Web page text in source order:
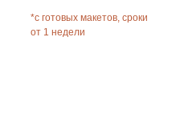
*с готовых макетов, сроки
от 1 недели